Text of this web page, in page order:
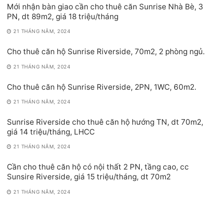
Mới nhận bàn giao cần cho thuê căn Sunrise Nhà Bè, 3
PN, dt 89m2, giá 18 triệu/tháng
21 THÁNG NĂM, 2024
Cho thuê căn hộ Sunrise Riverside, 70m2, 2 phòng ngủ.
21 THÁNG NĂM, 2024
Cho thuê căn hộ Sunrise Riverside, 2PN, 1WC, 60m2.
21 THÁNG NĂM, 2024
Sunrise Riverside cho thuê căn hộ hướng TN, dt 70m2,
giá 14 triệu/tháng, LHCC
21 THÁNG NĂM, 2024
Cần cho thuê căn hộ có nội thất 2 PN, tầng cao, cc
Sunsire Riverside, giá 15 triệu/tháng, dt 70m2
21 THÁNG NĂM, 2024